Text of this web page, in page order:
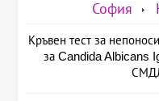
София
Кръвен тест за
за Candida Albicans